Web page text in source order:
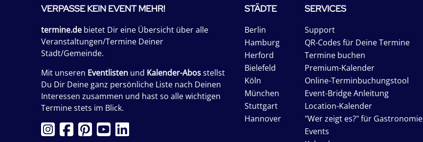
VERPASSE KEIN EVENT MEHR!
termine.de bietet Dir eine Übersicht über alle
Veranstaltungen/Termine Deiner
Stadt/Gemeinde.
Mit unseren Eventlisten und Kalender-Abosstellst
Du Dir Deine ganz persönliche Liste nach Deinen
Interessen zusammen und hast so alle wichtigen
Termine stets im Blick.
STÄDTE
Berlin
Hamburg
Herford
Bielefeld
Köln
München
Stuttgart
Hannover
SERVICES
Support
QR-Codes für Deine Termine
Termine buchen
Premium-Kalender
Online-Terminbuchungstool
Event-Bridge Anleitung
Location-Kalender
"Wer zeigt es?" für Gastronomie
Events